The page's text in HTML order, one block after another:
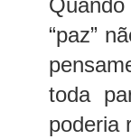
“paz”
toda
poderia